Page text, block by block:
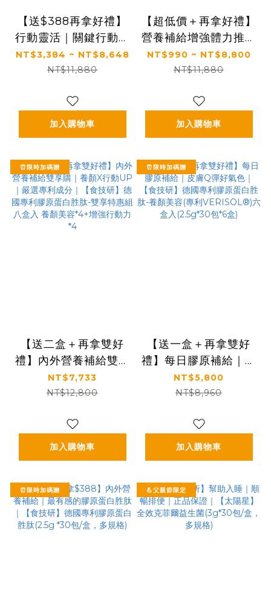
【送$388再拿好禮】
行動靈活｜關鍵行動＋
健康好眠＋益生菌｜
【太陽星】全效克菲爾
菌(多規格)
NT$3,384 ~ NT$8,648
NT$11,880
加入購物車
【超低價＋再拿好禮】
營養補給增強體力推薦
｜【太陽星】全效乳鐵
蛋白(3g*30包/盒，多
NT$990 ~ NT$8,800
NT$11,880
加入購物車
⏰限時加碼贈
【送二盒＋再拿雙好
禮】內外營養補給雙享
購｜養顏X行動UP｜
嚴選專利成分｜【食技
胜肽-雙享特惠組八盒
入 養顏美容*4+增強
行動力*4
NT$7,733
NT$12,800
加入購物車
⏰限時加碼贈
【送一盒＋再拿雙好
禮】每日膠原補給｜皮
膚Q彈好氣色｜【食技
研】德國專利膠原蛋白
VERISOL®)六盒入
(2.5g*30包*6盒)
NT$5,800
NT$8,960
加入購物車
⏰限時加碼贈 💪父親節限定